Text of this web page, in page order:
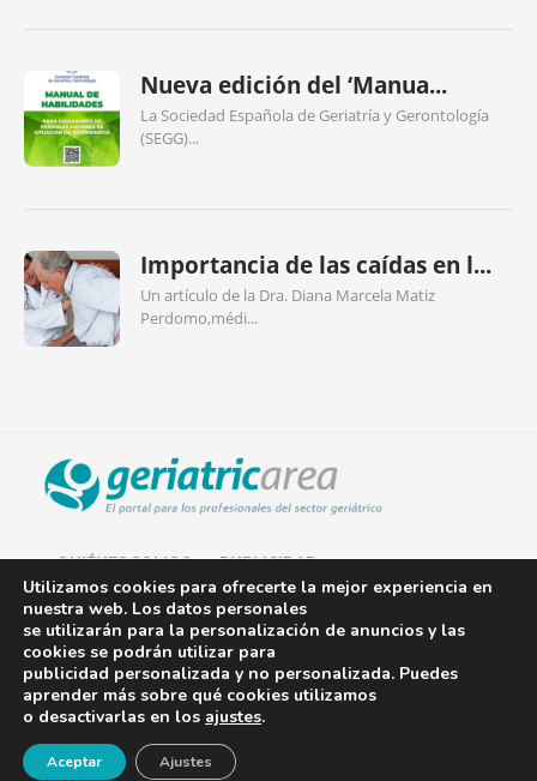
Nueva edición del ‘Manua...
La Sociedad Española de Geriatría y Gerontología
(SEGG)...
Importancia de las caídas en l...
Un artículo de la Dra. Diana Marcela Matiz
Perdomo,médi...
QUIÉNES SOMOS PUBLICIDAD
AVISO LEGAL
POLÍTICA DE COOKIES
POLÍTICA DE PRIVACIDAD
CONTACTO¡Newsletter!
Utilizamos cookies para ofrecerte la mejor experiencia en
nuestra web. Los datos personales
se utilizarán para la personalización de anuncios y las
cookies se podrán utilizar para
publicidad personalizada y no personalizada. Puedes
aprender más sobre qué cookies utilizamos
o desactivarlas en los ajustes.
Aceptar Ajustes